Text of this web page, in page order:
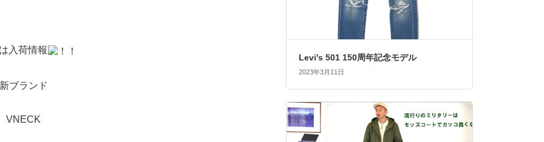
入荷情報
ブランド
VNECK
Levi's 501 150周年記念モデル
2023年3月11日